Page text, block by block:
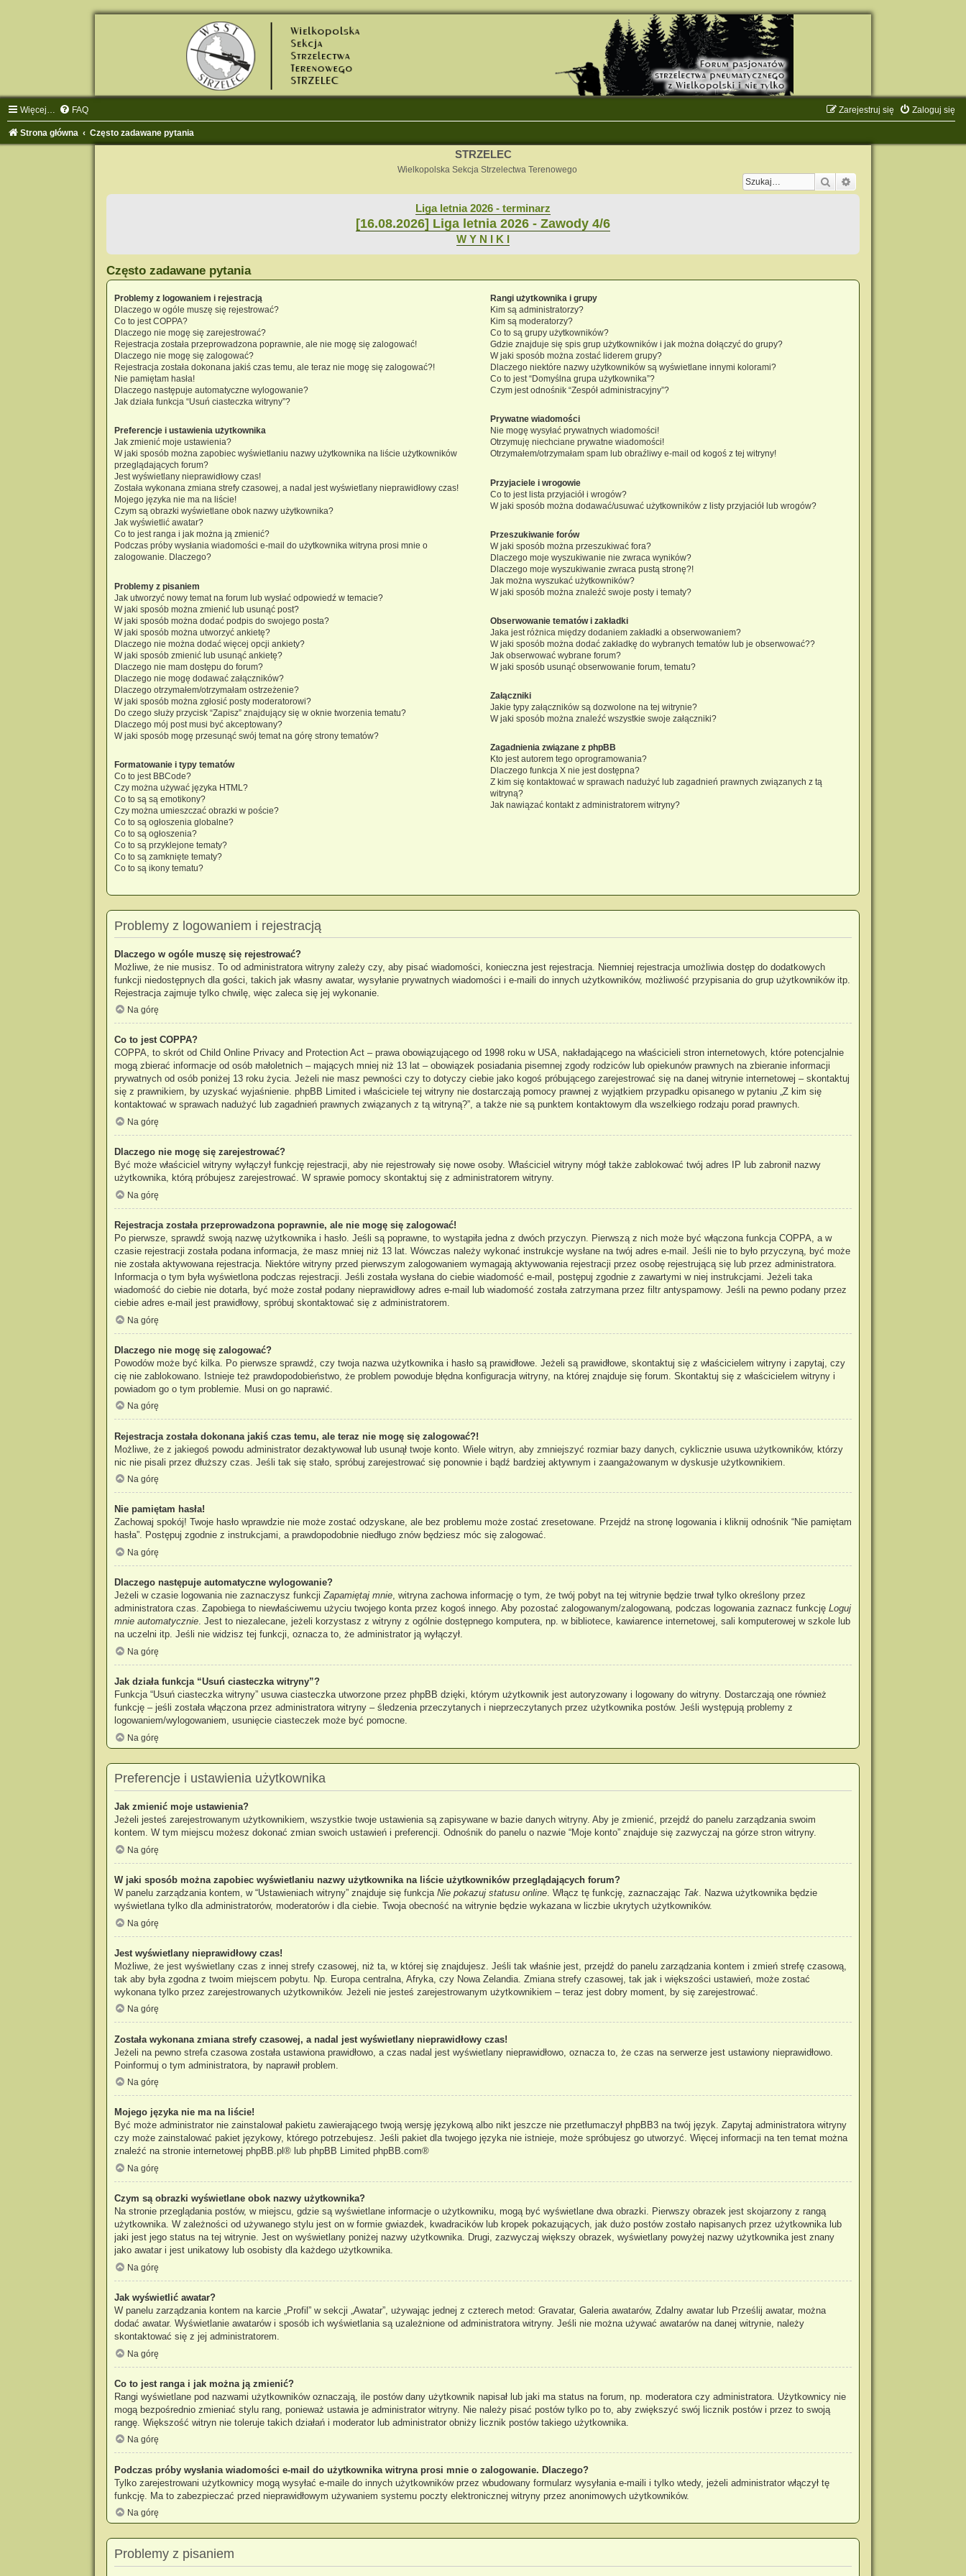
Więcej… FAQ Zaloguj się
Zarejestruj się
Strona główna Często zadawane pytania
STRZELEC
Wielkopolska Sekcja Strzelectwa Terenowego
Szukaj
Liga letnia 2026 - terminarz
[16.08.2026] Liga letnia 2026 - Zawody 4/6
W Y N I K I
Często zadawane pytania
Problemy z logowaniem i rejestracją
Dlaczego w ogóle muszę się rejestrować?
Co to jest COPPA?
Dlaczego nie mogę się zarejestrować?
Rejestracja została przeprowadzona poprawnie, ale nie mogę się zalogować!
Dlaczego nie mogę się zalogować?
Rejestracja została dokonana jakiś czas temu, ale teraz nie mogę się zalogować?!
Nie pamiętam hasła!
Dlaczego następuje automatyczne wylogowanie?
Jak działa funkcja “Usuń ciasteczka witryny”?
Preferencje i ustawienia użytkownika
Jak zmienić moje ustawienia?
W jaki sposób można zapobiec wyświetlaniu nazwy użytkownika na liście użytkowników
przeglądających forum?
Jest wyświetlany nieprawidłowy czas!
Została wykonana zmiana strefy czasowej, a nadal jest wyświetlany nieprawidłowy czas!
Mojego języka nie ma na liście!
Czym są obrazki wyświetlane obok nazwy użytkownika?
Jak wyświetlić awatar?
Co to jest ranga i jak można ją zmienić?
Podczas próby wysłania wiadomości e-mail do użytkownika witryna prosi mnie o
zalogowanie. Dlaczego?
Problemy z pisaniem
Jak utworzyć nowy temat na forum lub wysłać odpowiedź w temacie?
W jaki sposób można zmienić lub usunąć post?
W jaki sposób można dodać podpis do swojego posta?
W jaki sposób można utworzyć ankietę?
Dlaczego nie można dodać więcej opcji ankiety?
W jaki sposób zmienić lub usunąć ankietę?
Dlaczego nie mam dostępu do forum?
Dlaczego nie mogę dodawać załączników?
Dlaczego otrzymałem/otrzymałam ostrzeżenie?
W jaki sposób można zgłosić posty moderatorowi?
Do czego służy przycisk “Zapisz” znajdujący się w oknie tworzenia tematu?
Dlaczego mój post musi być akceptowany?
W jaki sposób mogę przesunąć swój temat na górę strony tematów?
Formatowanie i typy tematów
Co to jest BBCode?
Czy można używać języka HTML?
Co to są są emotikony?
Czy można umieszczać obrazki w poście?
Co to są ogłoszenia globalne?
Co to są ogłoszenia?
Co to są przyklejone tematy?
Co to są zamknięte tematy?
Co to są ikony tematu?
Rangi użytkownika i grupy
Kim są administratorzy?
Kim są moderatorzy?
Co to są grupy użytkowników?
Gdzie znajduje się spis grup użytkowników i jak można dołączyć do grupy?
W jaki sposób można zostać liderem grupy?
Dlaczego niektóre nazwy użytkowników są wyświetlane innymi kolorami?
Co to jest “Domyślna grupa użytkownika”?
Czym jest odnośnik “Zespół administracyjny”?
Prywatne wiadomości
Nie mogę wysyłać prywatnych wiadomości!
Otrzymuję niechciane prywatne wiadomości!
Otrzymałem/otrzymałam spam lub obraźliwy e-mail od kogoś z tej witryny!
Przyjaciele i wrogowie
Co to jest lista przyjaciół i wrogów?
W jaki sposób można dodawać/usuwać użytkowników z listy przyjaciół lub wrogów?
Przeszukiwanie forów
W jaki sposób można przeszukiwać fora?
Dlaczego moje wyszukiwanie nie zwraca wyników?
Dlaczego moje wyszukiwanie zwraca pustą stronę?!
Jak można wyszukać użytkowników?
W jaki sposób można znaleźć swoje posty i tematy?
Obserwowanie tematów i zakładki
Jaka jest różnica między dodaniem zakładki a obserwowaniem?
W jaki sposób można dodać zakładkę do wybranych tematów lub je obserwować??
Jak obserwować wybrane forum?
W jaki sposób usunąć obserwowanie forum, tematu?
Załączniki
Jakie typy załączników są dozwolone na tej witrynie?
W jaki sposób można znaleźć wszystkie swoje załączniki?
Zagadnienia związane z phpBB
Kto jest autorem tego oprogramowania?
Dlaczego funkcja X nie jest dostępna?
Z kim się kontaktować w sprawach nadużyć lub zagadnień prawnych związanych z tą
witryną?
Jak nawiązać kontakt z administratorem witryny?
Problemy z logowaniem i rejestracją
Dlaczego w ogóle muszę się rejestrować?
Możliwe, że nie musisz. To od administratora witryny zależy czy, aby pisać wiadomości, konieczna jest rejestracja. Niemniej rejestracja umożliwia dostęp do dodatkowych
funkcji niedostępnych dla gości, takich jak własny awatar, wysyłanie prywatnych wiadomości i e-maili do innych użytkowników, możliwość przypisania do grup użytkowników itp.
Rejestracja zajmuje tylko chwilę, więc zaleca się jej wykonanie.
Na górę
Co to jest COPPA?
COPPA, to skrót od Child Online Privacy and Protection Act – prawa obowiązującego od 1998 roku w USA, nakładającego na właścicieli stron internetowych, które potencjalnie
mogą zbierać informacje od osób małoletnich – mających mniej niż 13 lat – obowiązek posiadania pisemnej zgody rodziców lub opiekunów prawnych na zbieranie informacji
prywatnych od osób poniżej 13 roku życia. Jeżeli nie masz pewności czy to dotyczy ciebie jako kogoś próbującego zarejestrować się na danej witrynie internetowej – skontaktuj
się z prawnikiem, by uzyskać wyjaśnienie. phpBB Limited i właściciele tej witryny nie dostarczają pomocy prawnej z wyjątkiem przypadku opisanego w pytaniu „Z kim się
kontaktować w sprawach nadużyć lub zagadnień prawnych związanych z tą witryną?”, a także nie są punktem kontaktowym dla wszelkiego rodzaju porad prawnych.
Na górę
Dlaczego nie mogę się zarejestrować?
Być może właściciel witryny wyłączył funkcję rejestracji, aby nie rejestrowały się nowe osoby. Właściciel witryny mógł także zablokować twój adres IP lub zabronił nazwy
użytkownika, którą próbujesz zarejestrować. W sprawie pomocy skontaktuj się z administratorem witryny.
Na górę
Rejestracja została przeprowadzona poprawnie, ale nie mogę się zalogować!
Po pierwsze, sprawdź swoją nazwę użytkownika i hasło. Jeśli są poprawne, to wystąpiła jedna z dwóch przyczyn. Pierwszą z nich może być włączona funkcja COPPA, a w
czasie rejestracji została podana informacja, że masz mniej niż 13 lat. Wówczas należy wykonać instrukcje wysłane na twój adres e-mail. Jeśli nie to było przyczyną, być może
nie została aktywowana rejestracja. Niektóre witryny przed pierwszym zalogowaniem wymagają aktywowania rejestracji przez osobę rejestrującą się lub przez administratora.
Informacja o tym była wyświetlona podczas rejestracji. Jeśli została wysłana do ciebie wiadomość e-mail, postępuj zgodnie z zawartymi w niej instrukcjami. Jeżeli taka
wiadomość do ciebie nie dotarła, być może został podany nieprawidłowy adres e-mail lub wiadomość została zatrzymana przez filtr antyspamowy. Jeśli na pewno podany przez
ciebie adres e-mail jest prawidłowy, spróbuj skontaktować się z administratorem.
Na górę
Dlaczego nie mogę się zalogować?
Powodów może być kilka. Po pierwsze sprawdź, czy twoja nazwa użytkownika i hasło są prawidłowe. Jeżeli są prawidłowe, skontaktuj się z właścicielem witryny i zapytaj, czy
cię nie zablokowano. Istnieje też prawdopodobieństwo, że problem powoduje błędna konfiguracja witryny, na której znajduje się forum. Skontaktuj się z właścicielem witryny i
powiadom go o tym problemie. Musi on go naprawić.
Na górę
Rejestracja została dokonana jakiś czas temu, ale teraz nie mogę się zalogować?!
Możliwe, że z jakiegoś powodu administrator dezaktywował lub usunął twoje konto. Wiele witryn, aby zmniejszyć rozmiar bazy danych, cyklicznie usuwa użytkowników, którzy
nic nie pisali przez dłuższy czas. Jeśli tak się stało, spróbuj zarejestrować się ponownie i bądź bardziej aktywnym i zaangażowanym w dyskusje użytkownikiem.
Na górę
Nie pamiętam hasła!
Zachowaj spokój! Twoje hasło wprawdzie nie może zostać odzyskane, ale bez problemu może zostać zresetowane. Przejdź na stronę logowania i kliknij odnośnik “Nie pamiętam
hasła”. Postępuj zgodnie z instrukcjami, a prawdopodobnie niedługo znów będziesz móc się zalogować.
Na górę
Dlaczego następuje automatyczne wylogowanie?
Jeżeli w czasie logowania nie zaznaczysz funkcjiZapamiętaj mnie, witryna zachowa informację o tym, że twój pobyt na tej witrynie będzie trwał tylko określony przez
administratora czas. Zapobiega to niewłaściwemu użyciu twojego konta przez kogoś innego. Aby pozostać zalogowanym/zalogowaną, podczas logowania zaznacz funkcję Loguj
mnie automatycznie. Jest to niezalecane, jeżeli korzystasz z witryny z ogólnie dostępnego komputera, np. w bibliotece, kawiarence internetowej, sali komputerowej w szkole lub
na uczelni itp. Jeśli nie widzisz tej funkcji, oznacza to, że administrator ją wyłączył.
Na górę
Jak działa funkcja “Usuń ciasteczka witryny”?
Funkcja “Usuń ciasteczka witryny” usuwa ciasteczka utworzone przez phpBB dzięki, którym użytkownik jest autoryzowany i logowany do witryny. Dostarczają one również
funkcję – jeśli została włączona przez administratora witryny – śledzenia przeczytanych i nieprzeczytanych przez użytkownika postów. Jeśli występują problemy z
logowaniem/wylogowaniem, usunięcie ciasteczek może być pomocne.
Na górę
Preferencje i ustawienia użytkownika
Jak zmienić moje ustawienia?
Jeżeli jesteś zarejestrowanym użytkownikiem, wszystkie twoje ustawienia są zapisywane w bazie danych witryny. Aby je zmienić, przejdź do panelu zarządzania swoim
kontem. W tym miejscu możesz dokonać zmian swoich ustawień i preferencji. Odnośnik do panelu o nazwie “Moje konto” znajduje się zazwyczaj na górze stron witryny.
Na górę
W jaki sposób można zapobiec wyświetlaniu nazwy użytkownika na liście użytkowników przeglądających forum?
W panelu zarządzania kontem, w “Ustawieniach witryny” znajduje się funkcja Nie pokazuj statusu online. Włącz tę funkcję, zaznaczając Tak. Nazwa użytkownika będzie
wyświetlana tylko dla administratorów, moderatorów i dla ciebie. Twoja obecność na witrynie będzie wykazana w liczbie ukrytych użytkowników.
Na górę
Jest wyświetlany nieprawidłowy czas!
Możliwe, że jest wyświetlany czas z innej strefy czasowej, niż ta, w której się znajdujesz. Jeśli tak właśnie jest, przejdź do panelu zarządzania kontem i zmień strefę czasową,
tak aby była zgodna z twoim miejscem pobytu. Np. Europa centralna, Afryka, czy Nowa Zelandia. Zmiana strefy czasowej, tak jak i większości ustawień, może zostać
wykonana tylko przez zarejestrowanych użytkowników. Jeżeli nie jesteś zarejestrowanym użytkownikiem – teraz jest dobry moment, by się zarejestrować.
Na górę
Została wykonana zmiana strefy czasowej, a nadal jest wyświetlany nieprawidłowy czas!
Jeżeli na pewno strefa czasowa została ustawiona prawidłowo, a czas nadal jest wyświetlany nieprawidłowo, oznacza to, że czas na serwerze jest ustawiony nieprawidłowo.
Poinformuj o tym administratora, by naprawił problem.
Na górę
Mojego języka nie ma na liście!
Być może administrator nie zainstalował pakietu zawierającego twoją wersję językową albo nikt jeszcze nie przetłumaczył phpBB3 na twój język. Zapytaj administratora witryny
czy może zainstalować pakiet językowy, którego potrzebujesz. Jeśli pakiet dla twojego języka nie istnieje, może spróbujesz go utworzyć. Więcej informacji na ten temat można
znaleźć na stronie internetowej phpBB.pl ® lub phpBB Limited phpBB.com®
Na górę
Czym są obrazki wyświetlane obok nazwy użytkownika?
Na stronie przeglądania postów, w miejscu, gdzie są wyświetlane informacje o użytkowniku, mogą być wyświetlane dwa obrazki. Pierwszy obrazek jest skojarzony z rangą
użytkownika. W zależności od używanego stylu jest on w formie gwiazdek, kwadracików lub kropek pokazujących, jak dużo postów zostało napisanych przez użytkownika lub
jaki jest jego status na tej witrynie. Jest on wyświetlany poniżej nazwy użytkownika. Drugi, zazwyczaj większy obrazek, wyświetlany powyżej nazwy użytkownika jest znany
jako awatar i jest unikatowy lub osobisty dla każdego użytkownika.
Na górę
Jak wyświetlić awatar?
W panelu zarządzania kontem na karcie „Profil” w sekcji „Awatar”, używając jednej z czterech metod: Gravatar, Galeria awatarów, Zdalny awatar lub Prześlij awatar, można
dodać awatar. Wyświetlanie awatarów i sposób ich wyświetlania są uzależnione od administratora witryny. Jeśli nie można używać awatarów na danej witrynie, należy
skontaktować się z jej administratorem.
Na górę
Co to jest ranga i jak można ją zmienić?
Rangi wyświetlane pod nazwami użytkowników oznaczają, ile postów dany użytkownik napisał lub jaki ma status na forum, np. moderatora czy administratora. Użytkownicy nie
mogą bezpośrednio zmieniać stylu rang, ponieważ ustawia je administrator witryny. Nie należy pisać postów tylko po to, aby zwiększyć swój licznik postów i przez to swoją
rangę. Większość witryn nie toleruje takich działań i moderator lub administrator obniży licznik postów takiego użytkownika.
Na górę
Podczas próby wysłania wiadomości e-mail do użytkownika witryna prosi mnie o zalogowanie. Dlaczego?
Tylko zarejestrowani użytkownicy mogą wysyłać e-maile do innych użytkowników przez wbudowany formularz wysyłania e-maili i tylko wtedy, jeżeli administrator włączył tę
funkcję. Ma to zabezpieczać przed nieprawidłowym używaniem systemu poczty elektronicznej witryny przez anonimowych użytkowników.
Na górę
Problemy z pisaniem